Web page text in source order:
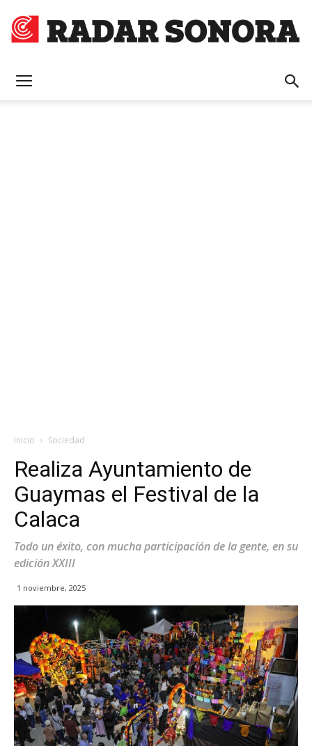
Inicio Sociedad
Realiza Ayuntamiento de
Guaymas el Festival de la
Calaca
Todo un éxito, con mucha participación de la gente, en su
edición XXIII
1 noviembre, 2025